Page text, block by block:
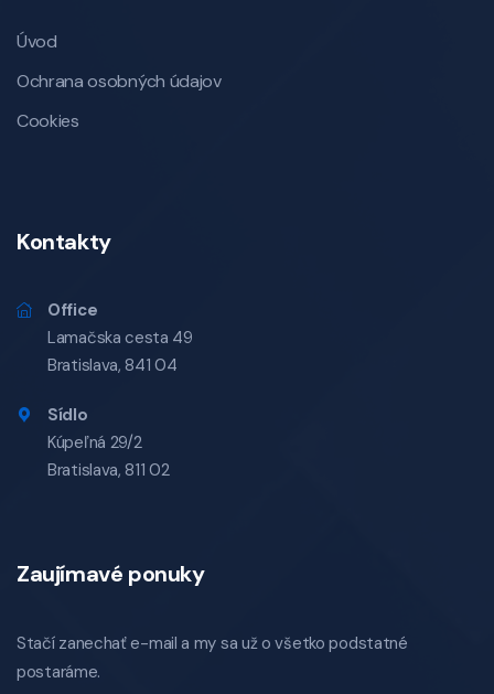
Úvod
Ochrana osobných údajov
Cookies
Kontakty
Office
Lamačska cesta 49
Bratislava, 841 04
Sídlo
Kúpeľná 29/2
Bratislava, 811 02
Zaujímavé ponuky
Stačí zanechať e-mail a my sa už o všetko podstatné
postaráme.